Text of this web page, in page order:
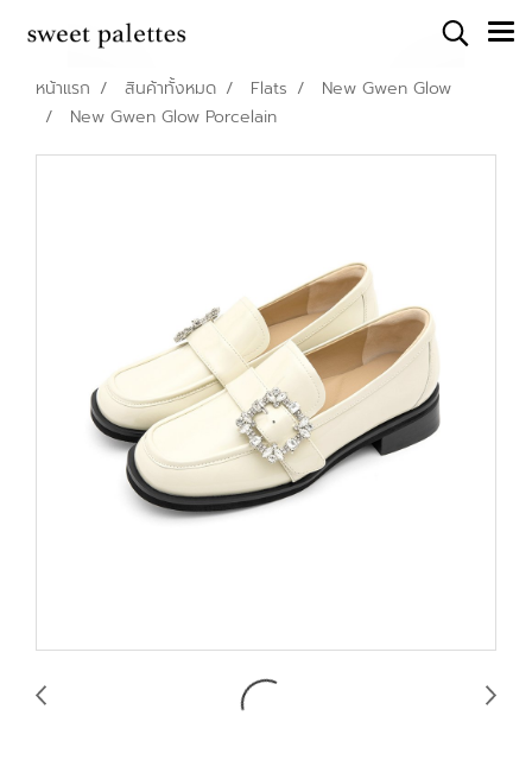
หน้าแรก สินค้าทั้งหมด Flats
New Gwen Glow
New Gwen Glow Porcelain